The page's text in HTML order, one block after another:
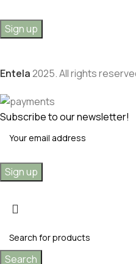
Entela2025. All rights
Subscribe to our newsletter!
Search